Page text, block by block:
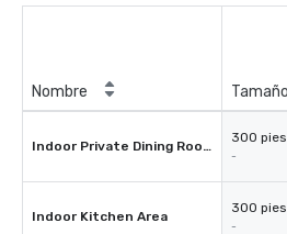
Nombre
Indoor Private Dining Room
300
-
Indoor Kitchen Area
300
-